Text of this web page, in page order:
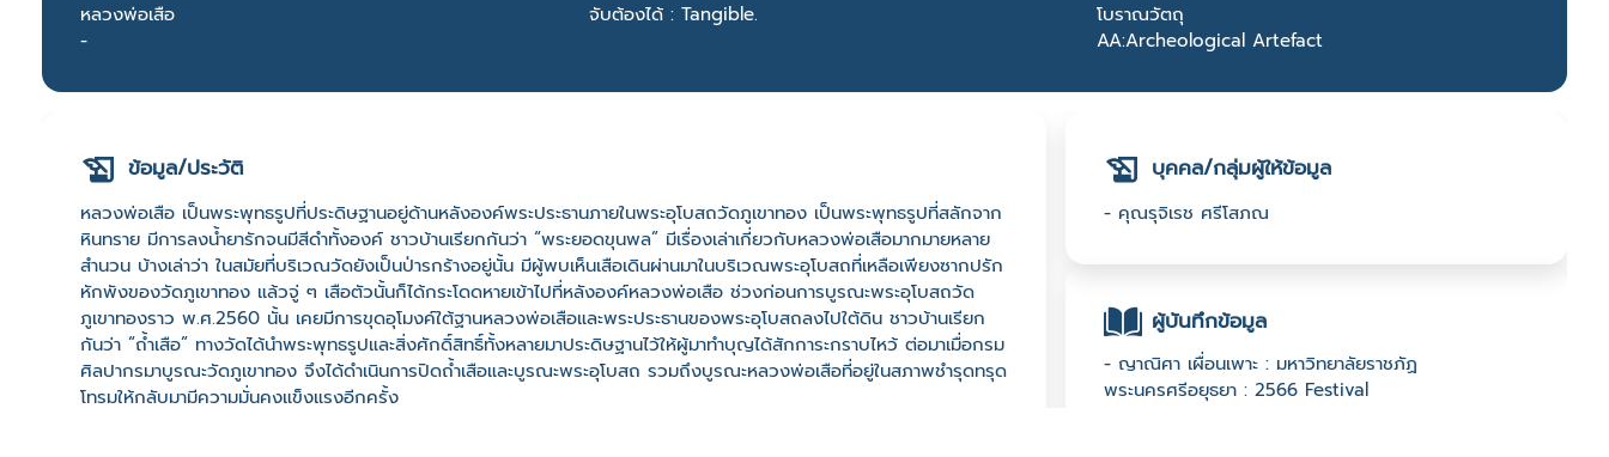
หลวงพ่อเสือ
-
จับต้องได้ : Tangible.
โบราณวัตถุ
AA:Archeological Artefact
ข้อมูล/ประวัติ
หลวงพ่อเสือ เป็นพระพุทธรูปที่ประดิษฐานอยู่ด้านหลังองค์พระประธานภายในพระอุโบสถวัดภูเขาทอง เป็นพระพุทธรูปที่สลักจาก
หินทราย มีการลงน้ำยารักจนมีสีดำทั้งองค์ ชาวบ้านเรียกกันว่า “พระยอดขุนพล” มีเรื่องเล่าเกี่ยวกับหลวงพ่อเสือมากมายหลาย
สำนวน บ้างเล่าว่า ในสมัยที่บริเวณวัดยังเป็นป่ารกร้างอยู่นั้น มีผู้พบเห็นเสือเดินผ่านมาในบริเวณพระอุโบสถที่เหลือเพียงซากปรัก
หักพังของวัดภูเขาทอง แล้วจู่ ๆ เสือตัวนั้นก็ได้กระโดดหายเข้าไปที่หลังองค์หลวงพ่อเสือ ช่วงก่อนการบูรณะพระอุโบสถวัด
ภูเขาทองราว พ.ศ.2560 นั้น เคยมีการขุดอุโมงค์ใต้ฐานหลวงพ่อเสือและพระประธานของพระอุโบสถลงไปใต้ดิน ชาวบ้านเรียก
กันว่า “ถ้ำเสือ” ทางวัดได้นำพระพุทธรูปและสิ่งศักดิ์สิทธิ์ทั้งหลายมาประดิษฐานไว้ให้ผู้มาทำบุญได้สักการะกราบไหว้ ต่อมาเมื่อกรม
ศิลปากรมาบูรณะวัดภูเขาทอง จึงได้ดำเนินการปิดถ้ำเสือและบูรณะพระอุโบสถ รวมถึงบูรณะหลวงพ่อเสือที่อยู่ในสภาพชำรุดทรุด
โทรมให้กลับมามีความมั่นคงแข็งแรงอีกครั้ง
บุคคล/กลุ่มผู้ให้ข้อมูล
- คุณรุจิเรช ศรีโสภณ
ผู้บันทึกข้อมูล
- ญาณิศา เผื่อนเพาะ : มหาวิทยาลัยราชภัฏ
พระนครศรีอยุธยา : 2566 Festival